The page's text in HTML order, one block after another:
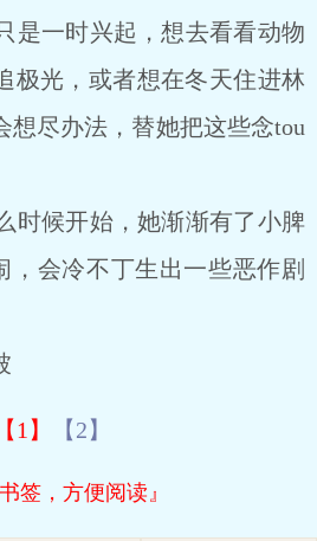
一时兴起，想去看看动物
极光，或者想在冬天住进林
想尽办法，替她把这些念tou
候开始，她渐渐有了小脾
，会冷不丁生出一些恶作剧
【1】 【2】
签，方便阅读』